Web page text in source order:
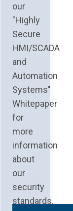
our
"Highly
Secure
HMI/SCADA
and
Automation
Systems"
Whitepaper
for
more
information
about
our
security
standards.